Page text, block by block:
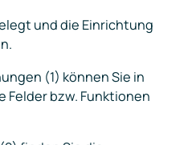
und die Einrichtung
(1) können Sie in
Felder bzw. Funktionen